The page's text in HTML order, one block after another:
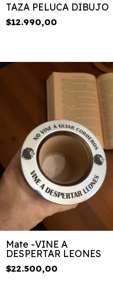
TAZA PELUCA DIBUJO
$12.990,00
Mate -VINE A
DESPERTAR LEONES
$22.500,00